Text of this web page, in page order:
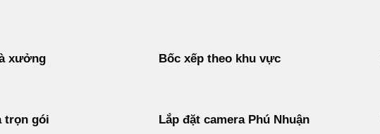
xưởng Bốc xếp theo khu vực
trọn gói Lắp đặt camera Phú Nhuận